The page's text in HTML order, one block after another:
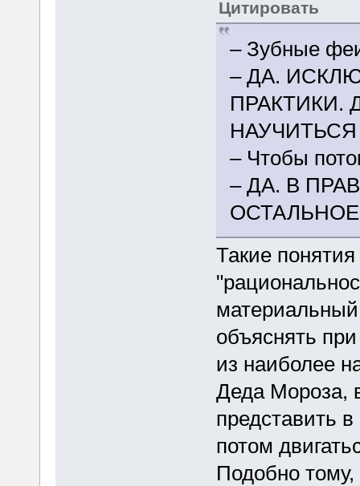
Цитировать
– Зубные
– ДА.
ПРАКТИКИ.
– Чтобы
– ДА. В
Такие
объяснять
из наиболее
Деда Мороза,
представить
потом
Подобно тому,